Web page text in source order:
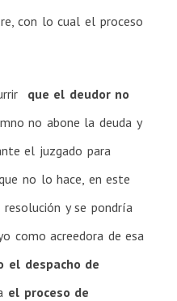
con lo cual el proceso
que el deudor no
no abone la deuda y
el juzgado para
no lo hace, en este
y se pondría
como acreedora de esa
el despacho de
el proceso de